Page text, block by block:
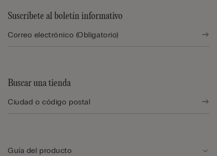
Suscríbete al boletín informativo
Buscar una tienda
Guía del producto